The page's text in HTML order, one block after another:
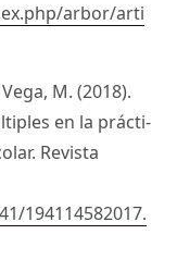
arbor/arti
M. (2018).
en la prácti-
Revista
194114582017.